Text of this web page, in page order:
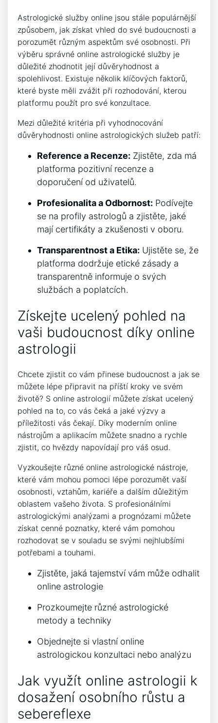
Astrologické služby online jsou stále populárnější
způsobem, jak získat vhled do své budoucnosti a
porozumět různým aspektům své osobnosti. Při
výběru správné online astrologické služby je
důležité zhodnotit její důvěryhodnost a
spolehlivost. Existuje několik klíčových faktorů,
které byste měli zvážit při rozhodování, kterou
platformu použít pro své konzultace.
Mezi důležité kritéria při vyhodnocování
důvěryhodnosti online astrologických služeb patří:
Reference a Recenze: Zjistěte, zda má
platforma pozitivní recenze a
doporučení od uživatelů.
Profesionalita a Odbornost: Podívejte
se na profily astrologů a zjistěte, jaké
mají certifikáty a zkušenosti v oboru.
Transparentnost a Etika: Ujistěte se, že
platforma dodržuje etické zásady a
transparentně informuje o svých
službách a poplatcích.
Získejte ucelený pohled na
vaši budoucnost díky online
astrologii
Chcete zjistit co vám přinese budoucnost a jak se
můžete lépe připravit na příští kroky ve svém
životě? S online astrologií můžete získat ucelený
pohled na to, co vás čeká a jaké výzvy a
příležitosti vás čekají. Díky moderním online
nástrojům a aplikacím můžete snadno a rychle
zjistit, co hvězdy napovídají pro váš osud.
Vyzkoušejte různé online astrologické nástroje,
které vám mohou pomoci lépe porozumět vaší
osobnosti, vztahům, kariéře a dalším důležitým
oblastem vašeho života. S profesionálními
astrologickými analýzami a prognózami můžete
získat cenné poznatky, které vám pomohou
rozhodovat se v souladu se svými nejhlubšími
potřebami a touhami.
Zjistěte, jaká tajemství vám může odhalit
online astrologie
Prozkoumejte různé astrologické
metody a techniky
Objednejte si vlastní online
astrologickou konzultaci nebo analýzu
Jak využít online astrologii k
dosažení osobního růstu a
sebereflexe